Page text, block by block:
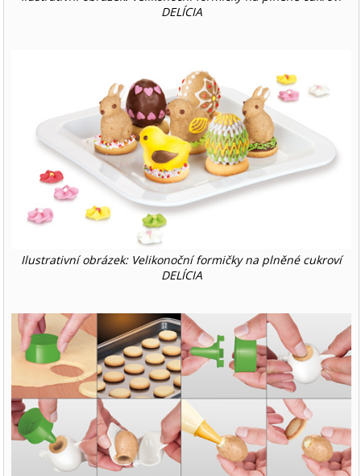
DELÍCIA
Ilustrativní obrázek: Velikonoční formičky na plněné cukroví
DELÍCIA